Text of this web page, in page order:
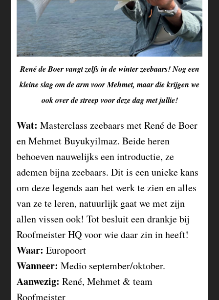
René de Boer vangt zelfs in de winter zeebaars! Nog een
kleine slag om de arm voor Mehmet, maar die krijgen we
ook over de streep voor deze dag met jullie!
Wat: Masterclass zeebaars met René de Boer
en Mehmet Buyukyilmaz. Beide heren
behoeven nauwelijks een introductie, ze
ademen bijna zeebaars. Dit is een unieke kans
om deze legends aan het werk te zien en alles
van ze te leren, natuurlijk gaat we met zijn
allen vissen ook! Tot besluit een drankje bij
Roofmeister HQ voor wie daar zin in heeft!
Waar: Europoort
Wanneer: Medio september/oktober.
Aanwezig: René, Mehmet & team
Roofmeister